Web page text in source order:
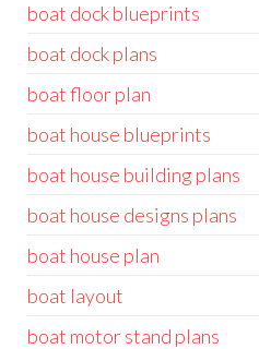
boat dock blueprints
boat dock plans
boat floor plan
boat house blueprints
boat house building plans
boat house designs plans
boat house plan
boat layout
boat motor stand plans